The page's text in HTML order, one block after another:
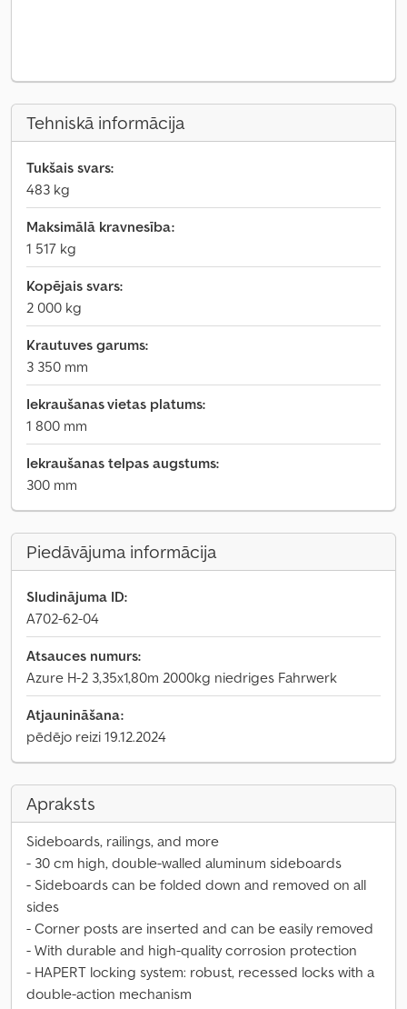
Tehniskā informācija
Tukšais svars:
483 kg
Maksimālā kravnesība:
1 517 kg
Kopējais svars:
2 000 kg
Krautuves garums:
3 350 mm
Iekraušanas vietas platums:
1 800 mm
Iekraušanas telpas augstums:
300 mm
Piedāvājuma informācija
Sludinājuma ID:
A702-62-04
Atsauces numurs:
Azure H-2 3,35x1,80m 2000kg niedriges Fahrwerk
Atjaunināšana:
pēdējo reizi 19.12.2024
Apraksts
Sideboards, railings, and more
- 30 cm high, double-walled aluminum sideboards
- Sideboards can be folded down and removed on all
sides
- Corner posts are inserted and can be easily removed
- With durable and high-quality corrosion protection
- HAPERT locking system: robust, recessed locks with a
double-action mechanism